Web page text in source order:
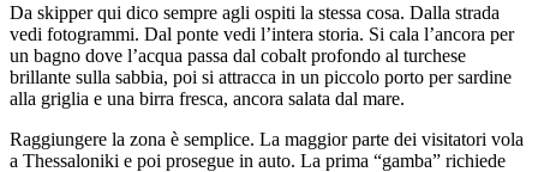
Da skipper qui dico sempre agli ospiti la stessa cosa. Dalla strada
vedi fotogrammi. Dal ponte vedi l’intera storia. Si cala l’ancora per
un bagno dove l’acqua passa dal cobalt profondo al turchese
brillante sulla sabbia, poi si attracca in un piccolo porto per sardine
alla griglia e una birra fresca, ancora salata dal mare.
Raggiungere la zona è semplice. La maggior parte dei visitatori vola
a Thessaloniki e poi prosegue in auto. La prima “gamba” richiede